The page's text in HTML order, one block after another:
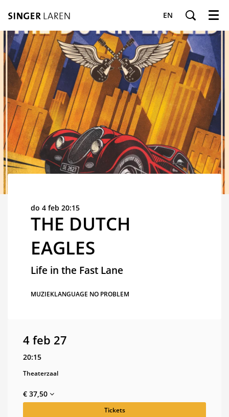
EN Menu
THE DUTCH
EAGLES
Life in the Fast Lane
do 4 feb 20:15
MUZIEKLANGUAGE NO PROBLEM
4 feb 27
20:15
Theaterzaal
€ 37,50
Tickets